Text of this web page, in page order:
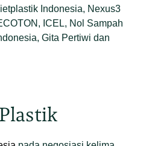
Indonesia, Nexus3
ICEL, Nol Sampah
Gita Pertiwi dan